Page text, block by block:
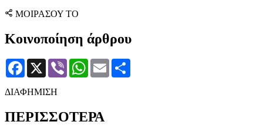
ΜΟΙΡΑΣΟΥ ΤΟ
Κοινοποίηση άρθρου
Facebook
X Viber WhatsApp
Email
ΔΙΑΦΗΜΙΣΗ
ΠΕΡΙΣΣΟΤΕΡΑ